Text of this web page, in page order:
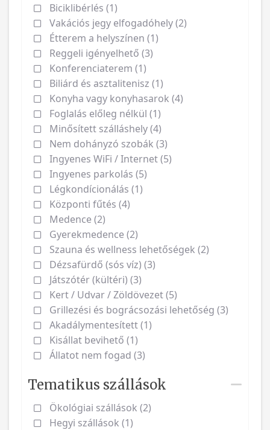
Biciklibérlés (1)
Vakációs jegy elfogadóhely (2)
Étterem a helyszínen (1)
Reggeli igényelhető (3)
Konferenciaterem (1)
Biliárd és asztalitenisz (1)
Konyha vagy konyhasarok (4)
Foglalás előleg nélkül (1)
Minősített szálláshely (4)
Nem dohányzó szobák (3)
Ingyenes WiFi / Internet (5)
Ingyenes parkolás (5)
Légkondícionálás (1)
Központi fűtés (4)
Medence (2)
Gyerekmedence (2)
Szauna és wellness lehetőségek (2)
Dézsafürdő (sós víz) (3)
Játszótér (kültéri) (3)
Kert / Udvar / Zöldövezet (5)
Grillezési és bográcsozási lehetőség (3)
Akadálymentesített (1)
Kisállat bevihető (1)
Állatot nem fogad (3)
Tematikus szállások
Ökológiai szállások (2)
Hegyi szállások (1)